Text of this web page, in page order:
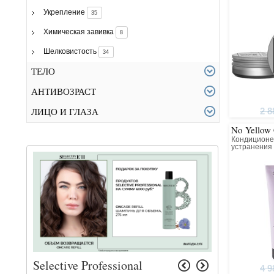
Укрепление 35
Химическая завивка 8
Шелковистость 34
ТЕЛО
АНТИВОЗРАСТ
ЛИЦО И ГЛАЗА
Selective Professional
2
No Yellow
4